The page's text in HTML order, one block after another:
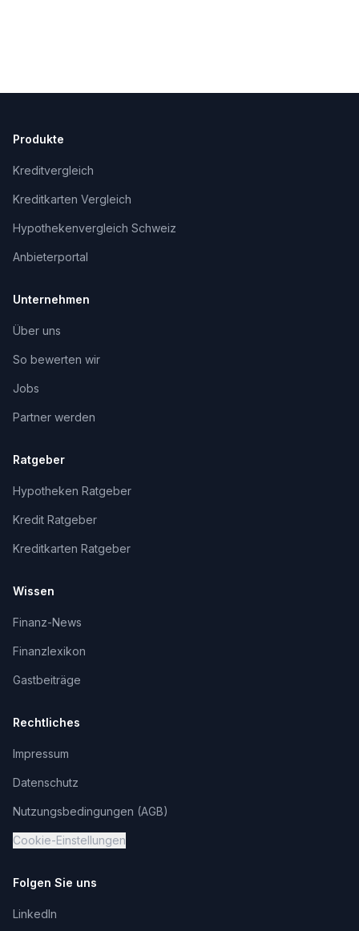
Produkte
Kreditvergleich
Kreditkarten Vergleich
Hypothekenvergleich Schweiz
Anbieterportal
Unternehmen
Über uns
So bewerten wir
Jobs
Partner werden
Ratgeber
Hypotheken Ratgeber
Kredit Ratgeber
Kreditkarten Ratgeber
Wissen
Finanz-News
Finanzlexikon
Gastbeiträge
Rechtliches
Impressum
Datenschutz
Nutzungsbedingungen (AGB)
Cookie-Einstellungen
Folgen Sie uns
LinkedIn